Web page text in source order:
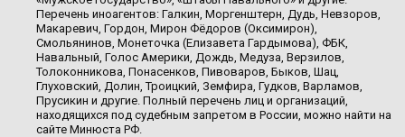
Перечень иноагентов: Галкин, Моргенштерн, Дудь, Невзоров,
Макаревич, Гордон, Мирон Фёдоров (Оксимирон),
Смольянинов, Монеточка (Елизавета Гардымова), ФБК,
Навальный, Голос Америки, Дождь, Медуза, Верзилов,
Толоконникова, Понасенков, Пивоваров, Быков, Шац,
Глуховский, Долин, Троицкий, Земфира, Гудков, Варламов,
Прусикин и другие. Полный перечень лиц и организаций,
находящихся под судебным запретом в России, можно найти на
сайте Минюста РФ.